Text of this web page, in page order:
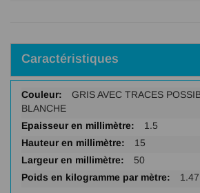
Caractéristiques
Plus
d'infos
GRIS AVEC TRACES
BLANCHE
1.5
15
50
1.47